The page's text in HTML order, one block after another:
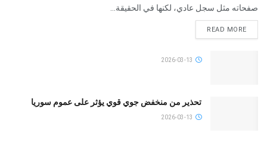
صفحاته مثل سجل عادي، لكنها في الحقيقة...
READ MORE
تحذير من منخفض جوي قوي يؤثر على عموم سوريا